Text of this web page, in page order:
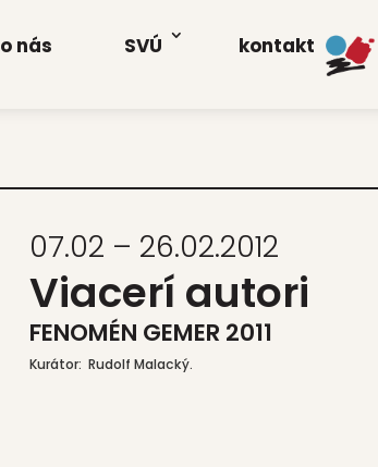
o nás SVÚ
kon­takt
07.02 – 26.02.2012
Via­ce­rí auto­ri
FENOMÉN GEMER 2011
Kurá­tor: Rudolf Malac­ký.